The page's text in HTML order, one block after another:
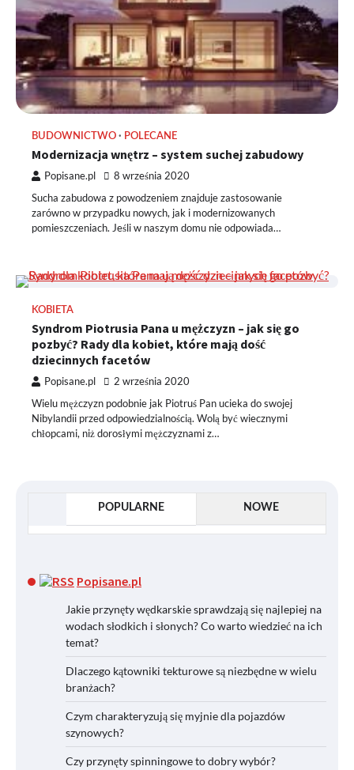
BUDOWNICTWO POLECANE
Modernizacja wnętrz – system suchej zabudowy
Popisane.pl 8 września 2020
Sucha zabudowa z powodzeniem znajduje zastosowanie
zarówno w przypadku nowych, jak i modernizowanych
pomieszczeniach. Jeśli w naszym domu nie odpowiada…
KOBIETA
Syndrom Piotrusia Pana u mężczyzn – jak się go
pozbyć? Rady dla kobiet, które mają dość
dziecinnych facetów
Popisane.pl 2 września 2020
Wielu mężczyzn podobnie jak Piotruś Pan ucieka do swojej
Nibylandii przed odpowiedzialnością. Wolą być wiecznymi
chłopcami, niż dorosłymi mężczyznami z…
POPULARNE NOWE
Popisane.pl
Jakie przynęty wędkarskie sprawdzają się najlepiej na
wodach słodkich i słonych? Co warto wiedzieć na ich
temat?
Dlaczego kątowniki tekturowe są niezbędne w wielu
branżach?
Czym charakteryzują się myjnie dla pojazdów
szynowych?
Czy przynęty spinningowe to dobry wybór?